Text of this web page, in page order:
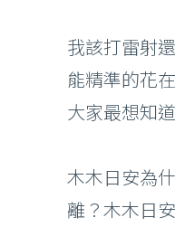
我該打雷射
能精準的花
大家最想知
木木日安為
離？木木日